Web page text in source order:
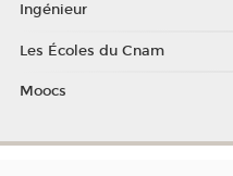
Ingénieur
Les Écoles du Cnam
Moocs